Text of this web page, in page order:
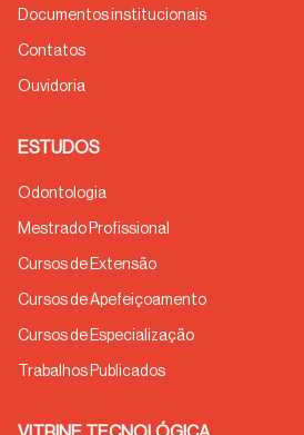
Documentos institucionais
Contatos
Ouvidoria
ESTUDOS
Odontologia
Mestrado Profissional
Cursos de Extensão
Cursos de Apefeiçoamento
Cursos de Especialização
Trabalhos Publicados